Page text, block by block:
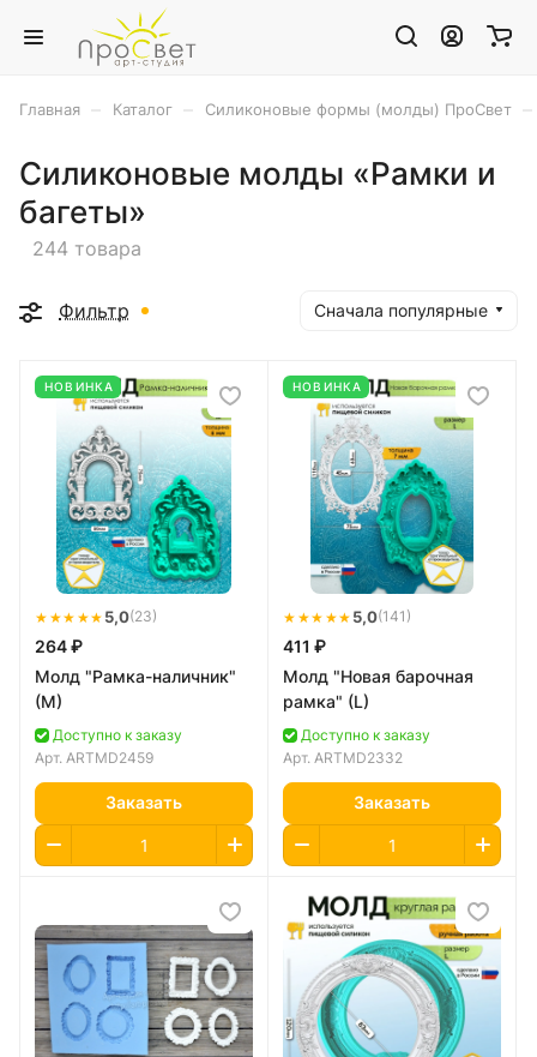
Главная Каталог Силиконовые формы (молды) ПроСвет
Силиконовые молды «Рамки и
багеты»
244 товара
Фильтр Сначала популярные
НОВИНКА
★★★★★ 5,0(23)
264 ₽
Молд "Рамка-наличник"
(M)
Доступно к заказу
Арт. ARTMD2459
Заказать
НОВИНКА
★★★★★ 5,0(141)
411 ₽
Молд "Новая барочная
рамка" (L)
Доступно к заказу
Арт. ARTMD2332
Заказать